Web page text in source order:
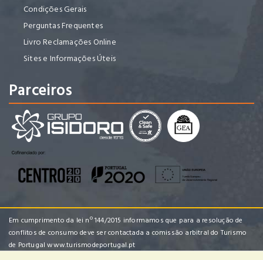
Condições Gerais
Perguntas Frequentes
Livro Reclamações Online
Sites e Informações Úteis
Parceiros
Em cumprimento da lei nº 144/2015 informamos que para a resolução de
conflitos de consumo deve ser contactada a comissão arbitral do Turismo
de Portugalwww.turismodeportugal.pt